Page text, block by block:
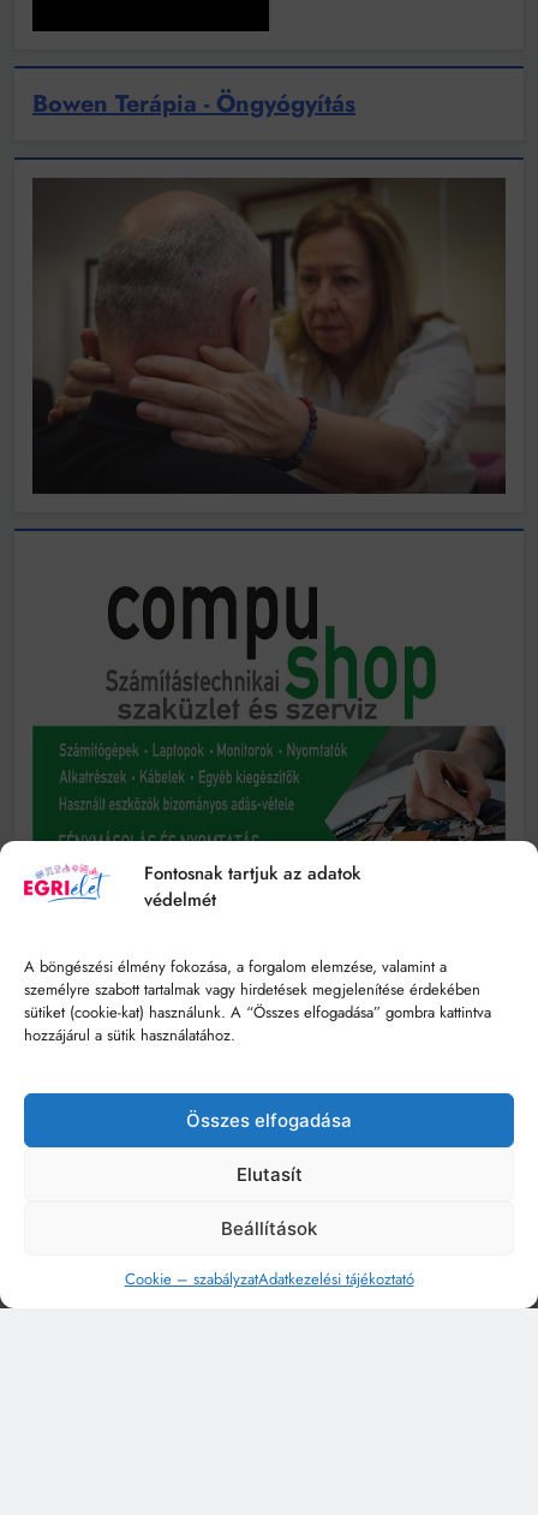
Fontosnak tartjuk az adatok
védelmét
A böngészési élmény fokozása, a forgalom elemzése, valamint a
személyre szabott tartalmak vagy hirdetések megjelenítése érdekében
sütiket (cookie-kat) használunk. A “Összes elfogadása” gombra kattintva
hozzájárul a sütik használatához.
Összes elfogadása
Elutasít
Beállítások
Cookie – szabályzatAdatkezelési tájékoztató
Bowen Terápia - Öngyógyítás